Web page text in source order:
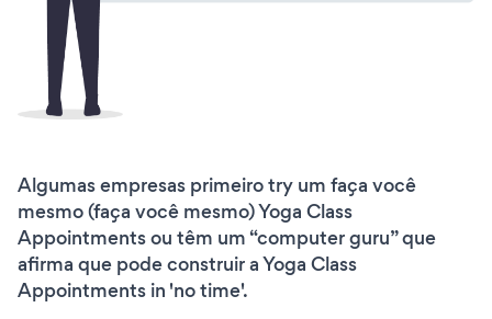
Algumas empresas primeiro try um faça você
mesmo (faça você mesmo) Yoga Class
Appointments ou têm um “computer guru” que
afirma que pode construir a Yoga Class
Appointments in 'no time'.